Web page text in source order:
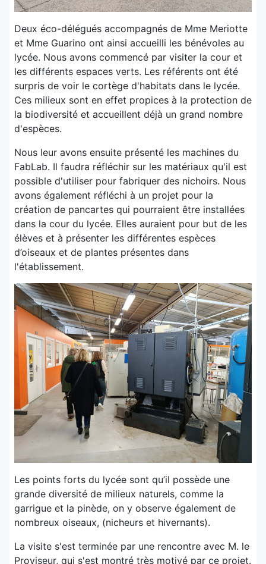
Deux éco-délégués accompagnés de Mme Meriotte
et Mme Guarino ont ainsi accueilli les bénévoles au
lycée. Nous avons commencé par visiter la cour et
les différents espaces verts. Les référents ont été
surpris de voir le cortège d'habitats dans le lycée.
Ces milieux sont en effet propices à la protection de
la biodiversité et accueillent déjà un grand nombre
d'espèces.
Nous leur avons ensuite présenté les machines du
FabLab. Il faudra réfléchir sur les matériaux qu'il est
possible d'utiliser pour fabriquer des nichoirs. Nous
avons également réfléchi à un projet pour la
création de pancartes qui pourraient être installées
dans la cour du lycée. Elles auraient pour but de les
élèves et à présenter les différentes espèces
d’oiseaux et de plantes présentes dans
l'établissement.
Les points forts du lycée sont qu’il possède une
grande diversité de milieux naturels, comme la
garrigue et la pinède, on y observe également de
nombreux oiseaux, (nicheurs et hivernants).
La visite s'est terminée par une rencontre avec M. le
Proviseur, qui s'est montré très motivé par ce projet.